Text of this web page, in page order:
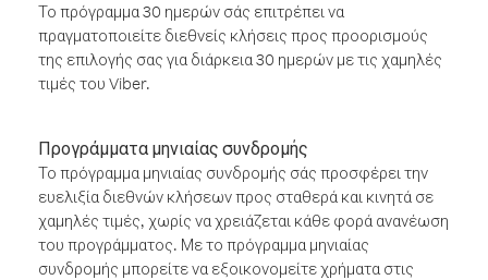
Το πρόγραμμα 30 ημερών σάς επιτρέπει να
πραγματοποιείτε διεθνείς κλήσεις προς προορισμούς
της επιλογής σας για διάρκεια 30 ημερών με τις χαμηλές
τιμές του Viber.
Προγράμματα μηνιαίας συνδρομής
Το πρόγραμμα μηνιαίας συνδρομής σάς προσφέρει την
ευελιξία διεθνών κλήσεων προς σταθερά και κινητά σε
χαμηλές τιμές, χωρίς να χρειάζεται κάθε φορά ανανέωση
του προγράμματος. Με το πρόγραμμα μηνιαίας
συνδρομής μπορείτε να εξοικονομείτε χρήματα στις